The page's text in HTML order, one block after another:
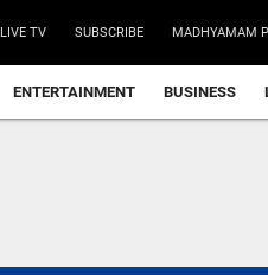
LIVE TV SUBSCRIBE MADHYAMAM
ENTERTAINMENT BUSINESS